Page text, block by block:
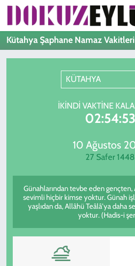
Kütahya Şaphane Namaz Vakitleri
KÜTAHYA
İKINDI VAKTINE
02:54:53
10 Ağustos
27 Safer 1448
Günahlarından tevbe eden
sevimli hiçbir kimse yoktur. Günah
yaşlıdan da, Allâhü Teâlâ'ya daha
yoktur. (Hadis-i
Hava Durumu
Süper Lig Puan Durumu ve